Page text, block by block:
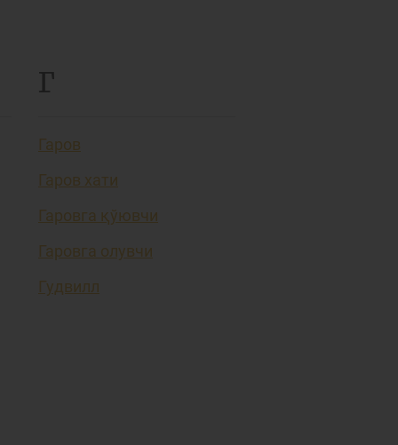
Г
Гаров
Гаров хати
Гаровга қўювчи
Гаровга олувчи
Гудвилл